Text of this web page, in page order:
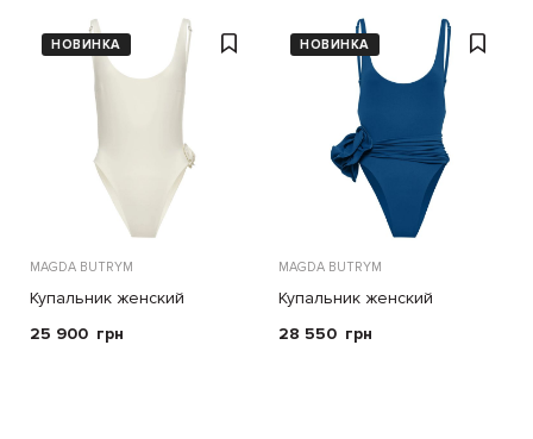
НОВИНКА
MAGDA BUTRYM
Купальник женский
25 900 грн
НОВИНКА
MAGDA BUTRYM
Купальник женский
28 550 грн